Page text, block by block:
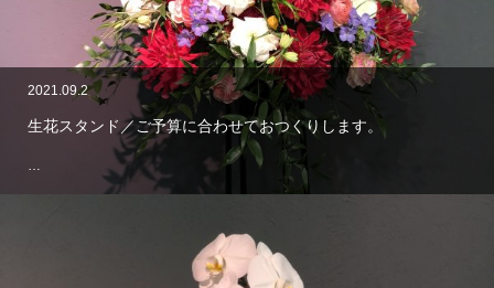
2021.09.2
生花スタンド／ご予算に合わせておつくりします。
…